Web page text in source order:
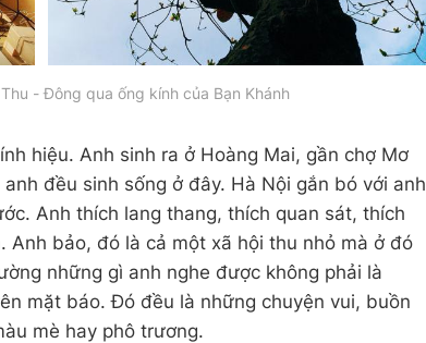
- Đông qua ống kính của Bạn Khánh
hiệu. Anh sinh ra ở Hoàng Mai, gần chợ Mơ
đều sinh sống ở đây. Hà Nội gắn bó với anh
Anh thích lang thang, thích quan sát, thích
Anh bảo, đó là cả một xã hội thu nhỏ mà ở đó
những gì anh nghe được không phải là
mặt báo. Đó đều là những chuyện vui, buồn
mè hay phô trương.